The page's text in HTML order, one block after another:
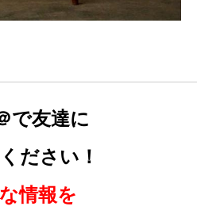
で友達に
ださい！
情報を